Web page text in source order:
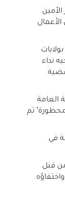
الأمين
لعام 2017 بشأن الأعمال
بولايات
نداء
العامة
محظورة" ثم
في
من قبل